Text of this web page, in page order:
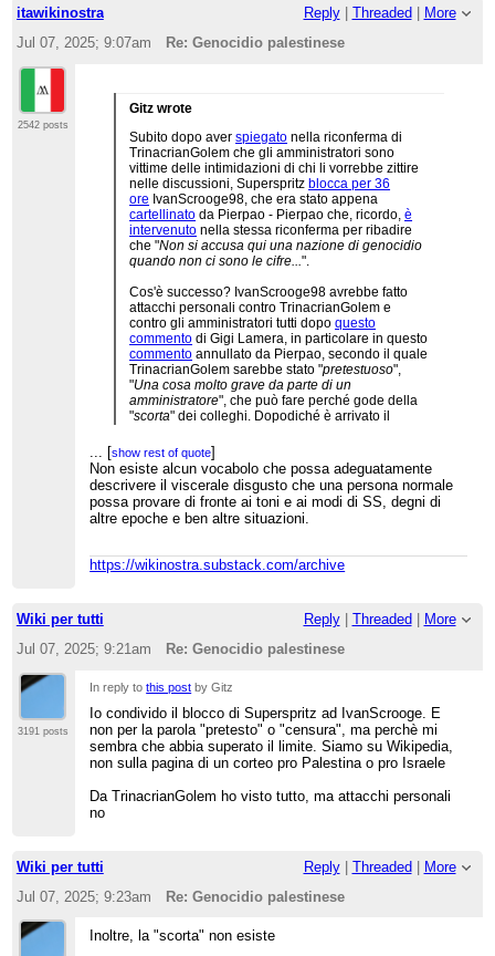
itawikinostra Reply| Threaded
More
Jul 07, 2025; 9:07am
Re: Genocidio palestinese
2542 posts
Gitz wrote
Subito dopo averspiegato nella riconferma di
TrinacrianGolem che gli amministratori sono
vittime delle intimidazioni di chi li vorrebbe zittire
nelle discussioni, Superspritzblocca per 36
ore IvanScrooge98, che era stato appena
cartellinato da Pierpao - Pierpao che, ricordo,è
intervenuto nella stessa riconferma per ribadire
che "Non si accusa qui una nazione di genocidio
quando non ci sono le cifre...".
Cos'è successo? IvanScrooge98 avrebbe fatto
attacchi personali contro TrinacrianGolem e
contro gli amministratori tutti dopoquesto
commento di Gigi Lamera, in particolare in questo
commento annullato da Pierpao, secondo il quale
TrinacrianGolem sarebbe stato "pretestuoso",
"Una cosa molto grave da parte di un
amministratore", che può fare perché gode della
"scorta" dei colleghi. Dopodiché è arrivato il
lamentato
di essere stato censurato e Superspritz
lo ha bloccato dopo aver
commentato("Questo atteggiamento a metà tra il
vittimismo e il complottismo da social a tiro ad
alzo zero usato per giustificare che si accettino
argomenti solo a senso unico, qua non si usa
Nel commento rimosso da Pierpao, IvanScrooge
richiamava l'attenzione sul fatto che
provato a "dimostrare" l'inesistenza di un
genocidio a Gaza (aka, ricerca originale) con
l'argomento secondo cui la popolazione
"genocidio" di una popolazione che invece di
diminuire aumenta (dati ANP)". Peccato che i "dati
ANP" condivisi da TrinacrianGolem fossero del
maggio 2021 e contenessero una stima anteriore
alla guerra di Gaza.
Direi che, a fronte di un commento e una fonte di
questo tipo, parlare di "pretesto" non è un attacco
TrinacrianGolem ha potuto spostare il titolo contro
il consenso di una discussione linkata al Bar,
mentre Sottiletta che ha ripristinato il vecchio titolo
[show rest of quote]
Non esiste alcun vocabolo che possa adeguatamente
descrivere il viscerale disgusto che una persona normale
possa provare di fronte ai toni e ai modi di SS, degni di
altre epoche e ben altre situazioni.
https://wikinostra.substack.com/archive
Wiki per tutti Reply| Threaded
More
Jul 07, 2025; 9:21am
Re: Genocidio palestinese
3191 posts
In reply tothis post by Gitz
Io condivido il blocco di Superspritz ad IvanScrooge. E
non per la parola "pretesto" o "censura", ma perchè mi
sembra che abbia superato il limite. Siamo su Wikipedia,
non sulla pagina di un corteo pro Palestina o pro Israele
Da TrinacrianGolem ho visto tutto, ma attacchi personali
no
Wiki per tutti Reply| Threaded | More
Jul 07, 2025; 9:23am
Re: Genocidio palestinese
Inoltre, la "scorta" non esiste